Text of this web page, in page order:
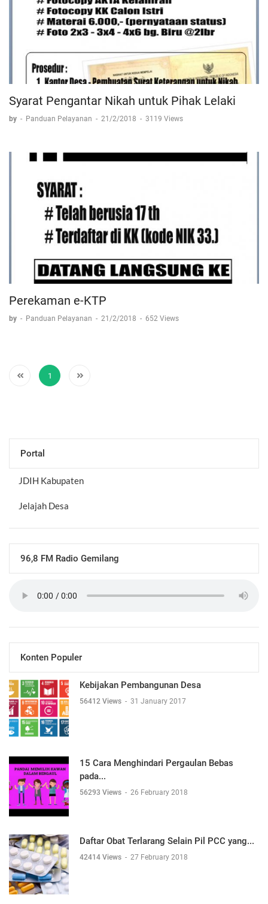
Syarat Pengantar Nikah untuk Pihak Lelaki
by - Panduan Pelayanan - 21/2/2018 - 3119 Views
Perekaman e-KTP
by - Panduan Pelayanan - 21/2/2018 - 652 Views
1
Portal
JDIH Kabupaten
Jelajah Desa
96,8 FM Radio Gemilang
Konten Populer
Kebijakan Pembangunan Desa
56412 Views - 31 January 2017
15 Cara Menghindari Pergaulan Bebas
pada...
56293 Views - 26 February 2018
Daftar Obat Terlarang Selain Pil PCC yang...
42414 Views - 27 February 2018